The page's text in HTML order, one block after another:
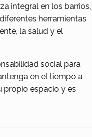
integral en los barrios,
herramientas
la salud y el
social para
en el tiempo a
propio espacio y es